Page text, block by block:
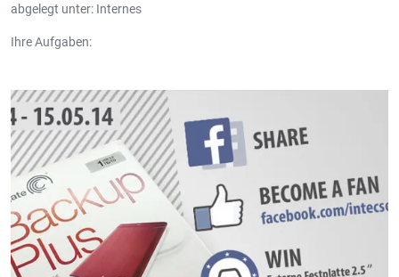
abgelegt unter: Internes
Ihre Aufgaben:
Programme
Kundenbetreuung
Weitere herausfordernde Aufgaben im Kundenbereich sind
möglich